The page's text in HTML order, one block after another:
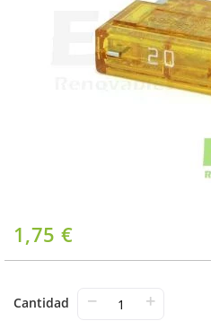
1,75 €
Cantidad − +
Saltar
al
comienzo
la